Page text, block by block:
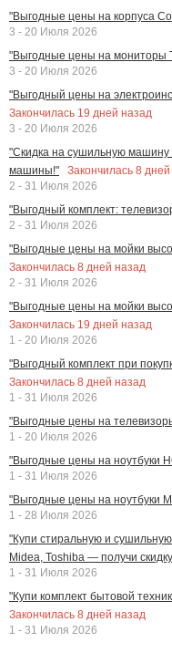
"Выгодные цены на корпуса
3 - 20 Июля 2026
"Выгодные цены на мониторы
3 - 20 Июля 2026
"Выгодный цены на
Закончилась 19 дней назад
3 - 20 Июля 2026
"Скидка на сушильную машину
машины!"
Закончилась 8 дней
2 - 31 Июля 2026
"Выгодный комплект:
2 - 31 Июля 2026
"Выгодные цены на мойки
Закончилась 8 дней назад
2 - 31 Июля 2026
"Выгодные цены на мойки
Закончилась 19 дней назад
1 - 20 Июля 2026
"Выгодный комплект при
Закончилась 8 дней назад
1 - 31 Июля 2026
"Выгодные цены на
1 - 20 Июля 2026
"Выгодные цены на ноутбуки
1 - 31 Июля 2026
"Выгодные цены на ноутбуки
1 - 28 Июля 2026
"Купи стиральную и
Midea, Toshiba — получи
1 - 31 Июля 2026
"Купи комплект бытовой
Закончилась 8 дней назад
1 - 31 Июля 2026